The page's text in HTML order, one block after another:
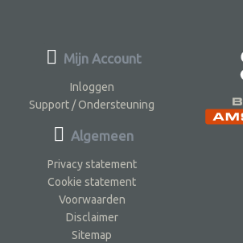
Mijn Account
Inloggen
Support / Ondersteuning
Algemeen
Privacy statement
Cookie statement
Voorwaarden
Disclaimer
Sitemap